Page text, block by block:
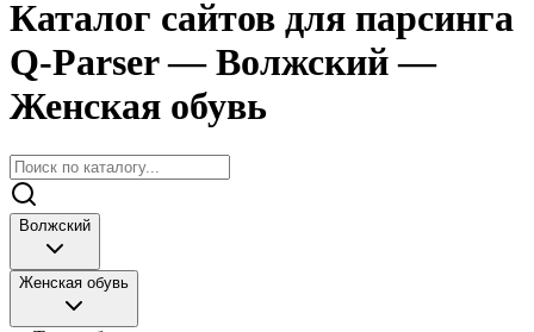
Каталог сайтов для парсинга
Q-Parser— Волжский —
Женская обувь
Волжский
Женская обувь